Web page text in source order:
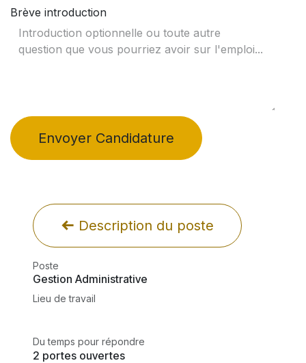
Brève introduction
Envoyer Candidature
Description du poste
Poste
Gestion Administrative
Lieu de travail
Du temps pour répondre
2 portes ouvertes